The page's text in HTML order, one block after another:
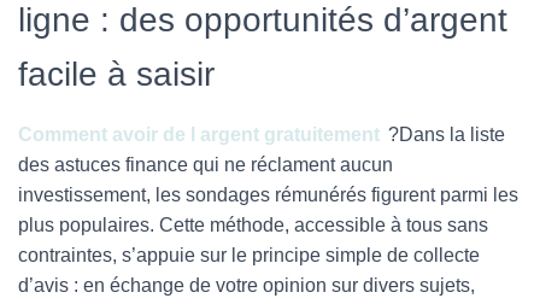
ligne : des opportunités d’argent
facile à saisir
Comment avoir de l argent gratuitement ?Dans la liste
des astuces finance qui ne réclament aucun
investissement, les sondages rémunérés figurent parmi les
plus populaires. Cette méthode, accessible à tous sans
contraintes, s’appuie sur le principe simple de collecte
d’avis : en échange de votre opinion sur divers sujets,